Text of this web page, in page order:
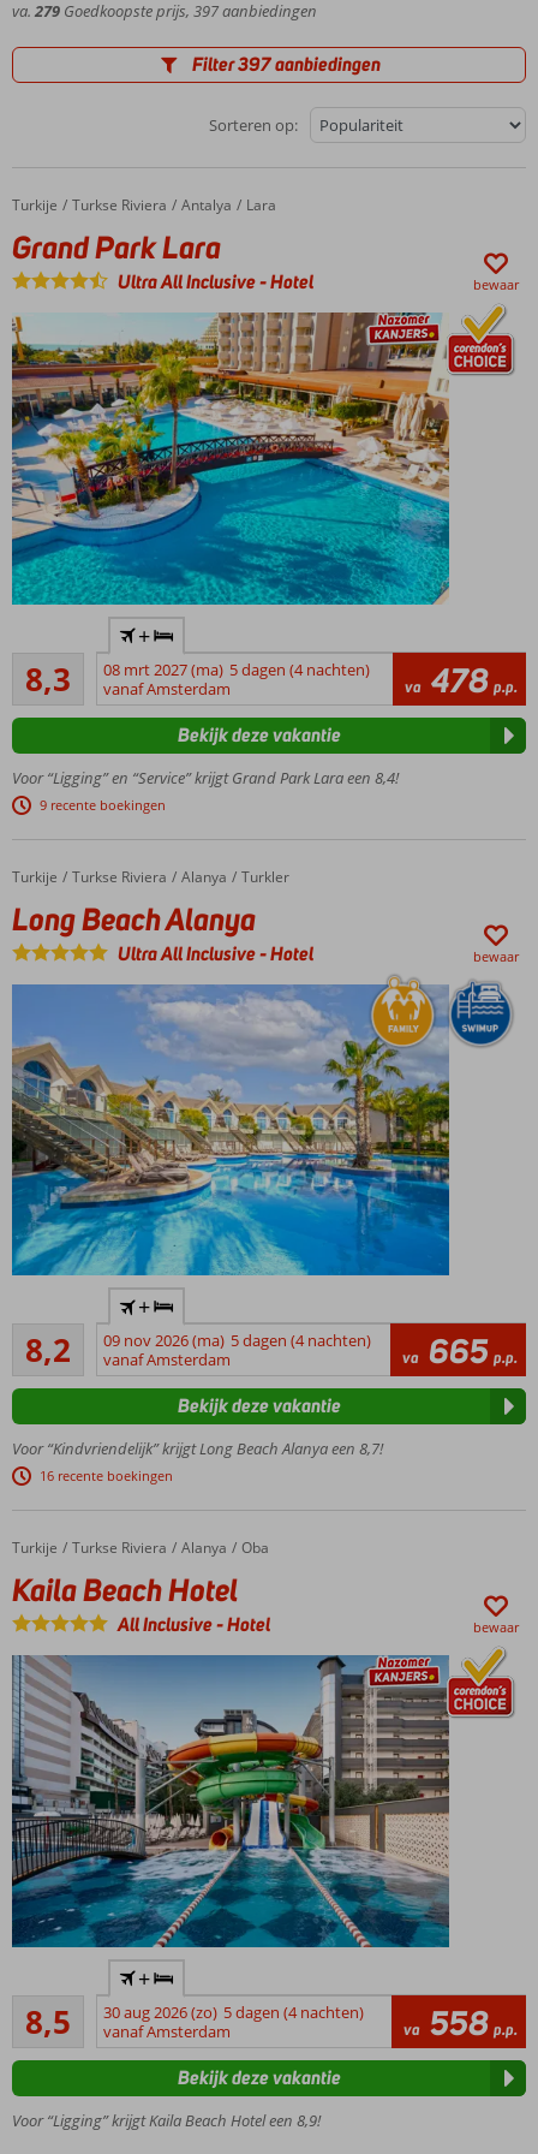
va. 279 Goedkoopste prijs, 397 aanbiedingen
Filter 397 aanbiedingen
Sorteren op:
Home
Turkije Turkse Riviera Antalya Lara
Grand Park Lara
Grand Park Lara
Ultra All Inclusive-Hotel bewaar
familiehotel
in Lara
voor de
beste prijs
met
privégedeelte
Ruime
familiekamers
2
slaapkamers
Incl.
bitterballen
en
kroketten!
8,3Zeer goed
1720
beoordelingen
+
08 mrt 2027 (ma) 5 dagen (4 nachten)
vanaf Amsterdam
va 478 p.p.
Voor “Ligging” en “Service” krijgt Grand Park Lara een 8,4!
9 recente boekingen
Bekijk deze vakantie
Home
Turkije Turkse Riviera Alanya Turkler
Long Beach Alanya
Long Beach Alanya
Ultra All Inclusive-Hotel bewaar
Fantastisch
en levendig
familiehotel
Met
privézandstrand
Luxe
kamers,
suites
en
Kermis met
reuzenrad
botsauto's?
Check!
Uitgebreid
Ultra All
Inclusive
genieten
8,2
Zeer goed
643
beoordelingen
+
09 nov 2026 (ma) 5 dagen (4 nachten)
vanaf Amsterdam
va 665 p.p.
Voor “Kindvriendelijk” krijgt Long Beach Alanya een 8,7!
16 recente boekingen
Bekijk deze vakantie
Home
Turkije Turkse Riviera Alanya Oba
Kaila Beach Hotel
Kaila Beach Hotel
All Inclusive-Hotel bewaar
familiehotel
met
privéstrand,
nette
zwembad
met
8,5Aanrader
284
beoordelingen
+
30 aug 2026 (zo) 5 dagen (4 nachten)
vanaf Amsterdam
va 558 p.p.
Voor “Ligging” krijgt Kaila Beach Hotel een 8,9!
Bekijk deze vakantie